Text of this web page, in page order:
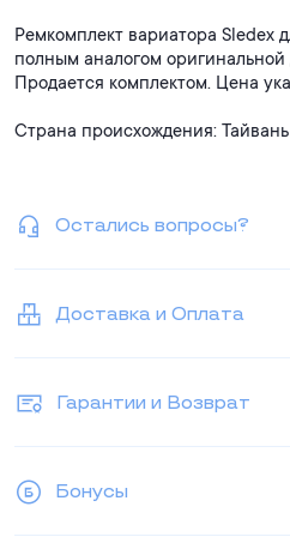
Ремкомплект вариатора Sledex
полным аналогом
Продается комплектом. Цена
Страна происхождения: Тайвань
Остались вопросы?
Доставка и Оплата
Гарантии и Возврат
Бонусы